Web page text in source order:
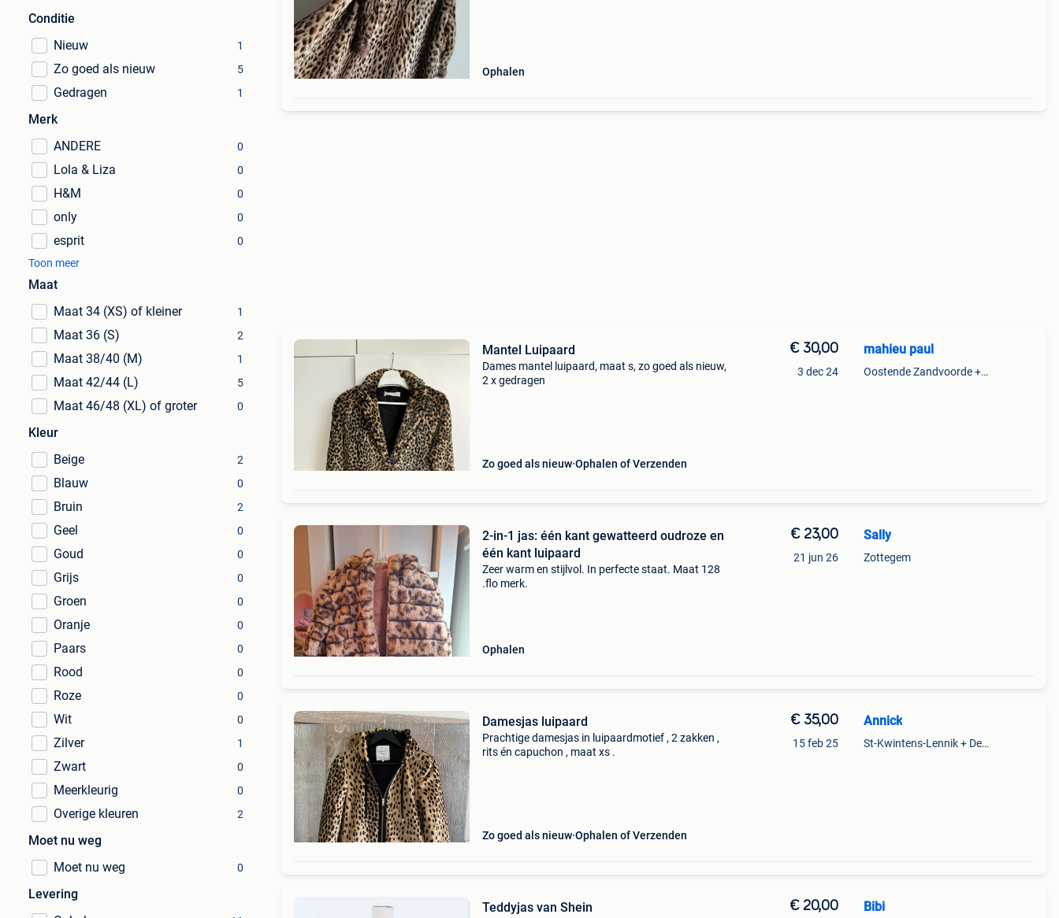
Conditie
Nieuw
1
Zo goed als nieuw 5
Gedragen 1
Merk
ANDERE
0
Lola & Liza 0
H&M 0
only 0
esprit
0
Toon meer
Maat
Maat 34 (XS) of kleiner
1
Maat 36 (S) 2
Maat 38/40 (M) 1
Maat 42/44 (L) 5
Maat 46/48 (XL) of groter 0
Kleur
Beige
2
Blauw 0
Bruin 2
Geel 0
Goud 0
Grijs 0
Groen 0
Oranje 0
Paars 0
Rood 0
Roze 0
Wit 0
Zilver 1
Zwart 0
Meerkleurig 0
Overige kleuren 2
Moet nu weg
Moet nu weg
0
Levering
Ophalen
Mantel Luipaard
Dames mantel luipaard, maat s, zo goed als nieuw,
2 x gedragen
Zo goed als nieuw Ophalen of Verzenden
€ 30,00
3 dec 24
mahieu paul
Oostende Zandvoorde +Oostende
2-in-1 jas: één kant gewatteerd oudroze en
één kant luipaard
Zeer warm en stijlvol. In perfecte staat. Maat 128
.flo merk.
Ophalen
€ 23,00
21 jun 26
Sally
Zottegem
Damesjas luipaard
Prachtige damesjas in luipaardmotief , 2 zakken ,
rits én capuchon , maat xs .
Zo goed als nieuw Ophalen of Verzenden
€ 35,00
15 feb 25
Annick
St-Kwintens-Lennik + Deel Roosdaal
Teddyjas van Shein € 20,00 Bibi